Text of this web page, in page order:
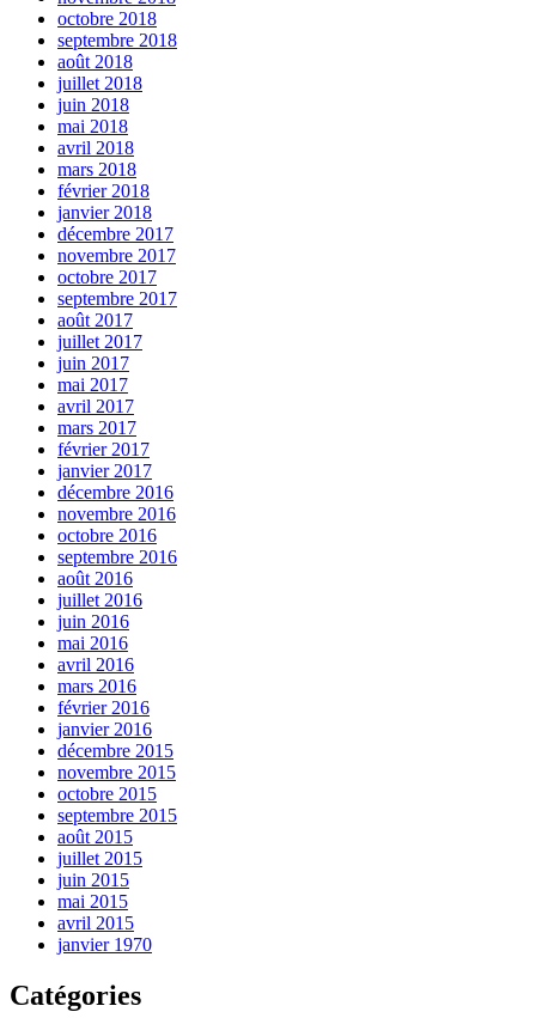
octobre 2018
septembre 2018
août 2018
juillet 2018
juin 2018
mai 2018
avril 2018
mars 2018
février 2018
janvier 2018
décembre 2017
novembre 2017
octobre 2017
septembre 2017
août 2017
juillet 2017
juin 2017
mai 2017
avril 2017
mars 2017
février 2017
janvier 2017
décembre 2016
novembre 2016
octobre 2016
septembre 2016
août 2016
juillet 2016
juin 2016
mai 2016
avril 2016
mars 2016
février 2016
janvier 2016
décembre 2015
novembre 2015
octobre 2015
septembre 2015
août 2015
juillet 2015
juin 2015
mai 2015
avril 2015
janvier 1970
Catégories